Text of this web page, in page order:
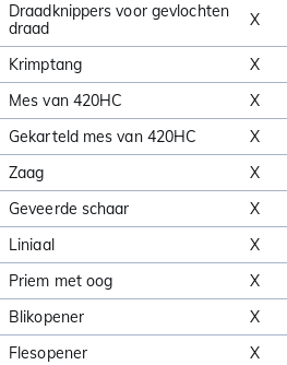
Draadknippers voor gevlochten
draad
X
Krimptang X
Mes van 420HC
X
Gekarteld mes van 420HC
X
Zaag
X
Geveerde schaar
X
Liniaal
X
Priem met oog
X
Blikopener
X
Flesopener
X